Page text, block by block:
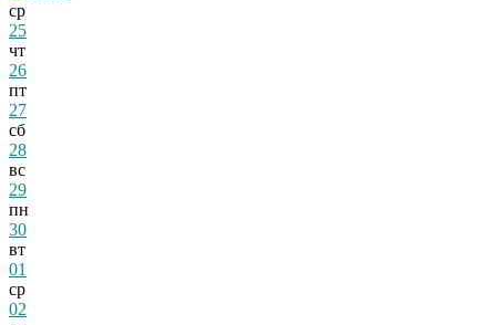
ср
25
чт
26
пт
27
сб
28
вс
29
пн
30
вт
01
ср
02